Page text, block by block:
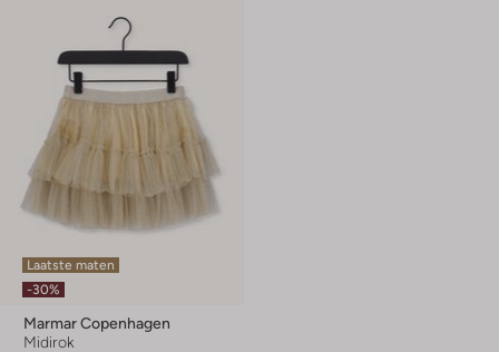
Laatste maten
-30%
Marmar Copenhagen
Midirok